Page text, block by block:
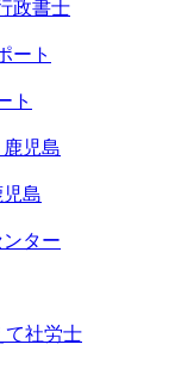
政書士
ート
ト
児島
島
ター
て社労士